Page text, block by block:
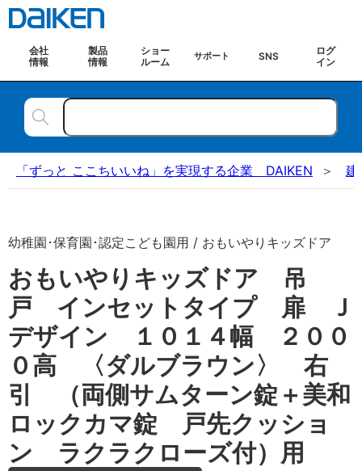
会社
情報
製品
情報
ショー
ルーム
サポート SNS
ログ
イン
「ずっと ここちいいね」を実現する企業 DAIKEN 建
幼稚園･保育園･認定こども園用 / おもいやりキッズドア
おもいやりキッズドア 吊
戸 インセットタイプ 扉 Ｊ
デザイン １０１４幅 ２００
０高 〈ダルブラウン〉 右
引 （両側サムターン錠＋美和
ロックカマ錠 戸先クッショ
ン ラクラクローズ付）用